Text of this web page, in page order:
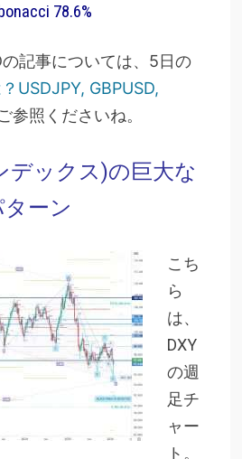
78.6%
の記事については、5日の
USDJPY, GBPUSD,
参照くださいね。
デックス)の巨大な
ーン
こち
ら
は、
DXY
の週
足チ
ャー
ト。